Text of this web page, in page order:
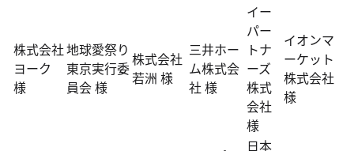
株式会社
ヨーク
様
地球愛祭り
東京実行委
員会 様
株式会社
若洲 様
三井ホー
ム株式会
社 様
イー
パー
トナ
ーズ
株式
会社
様
イオンマ
ーケット
株式会社
様
日本